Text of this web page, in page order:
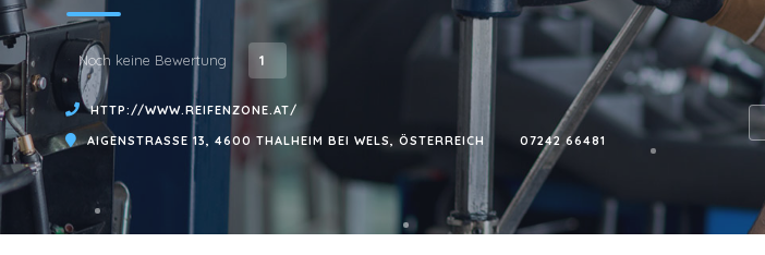
Noch keine Bewertung 1
HTTP://WWW.REIFENZONE.AT/
AIGENSTRASSE 13, 4600 THALHEIM BEI WELS, ÖSTERREICH
07242 66481